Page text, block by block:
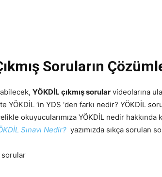
Soruların
YÖKDİL çıkmış sorular videolarına
‘in YDS ‘den farkı nedir? YÖKDİL
okuyucularımıza YÖKDİL nedir
Sınavı Nedir? yazımızda sıkça sorulan